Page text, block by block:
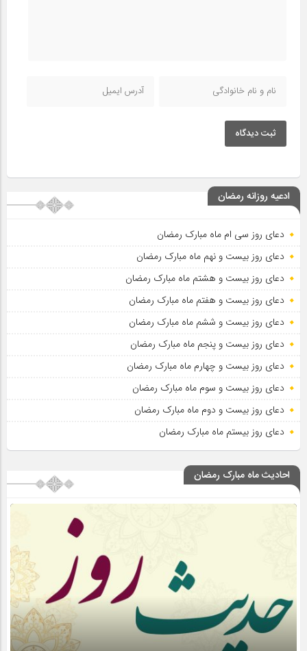
ثبت دیدگاه
ادعیه روزانه رمضان
دعای روز سی ام ماه مبارک رمضان
دعای روز بیست و نهم ماه مبارک رمضان
دعای روز بیست و هشتم ماه مبارک رمضان
دعای روز بیست و هفتم ماه مبارک رمضان
دعای روز بیست و ششم ماه مبارک رمضان
دعای روز بیست و پنجم ماه مبارک رمضان
دعای روز بیست و چهارم ماه مبارک رمضان
دعای روز بیست و سوم ماه مبارک رمضان
دعای روز بیست و دوم ماه مبارک رمضان
دعای روز بیستم ماه مبارک رمضان
احادیث ماه مبارک رمضان